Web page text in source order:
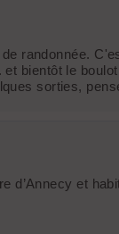
randonnée.
bientôt le
sorties,
et